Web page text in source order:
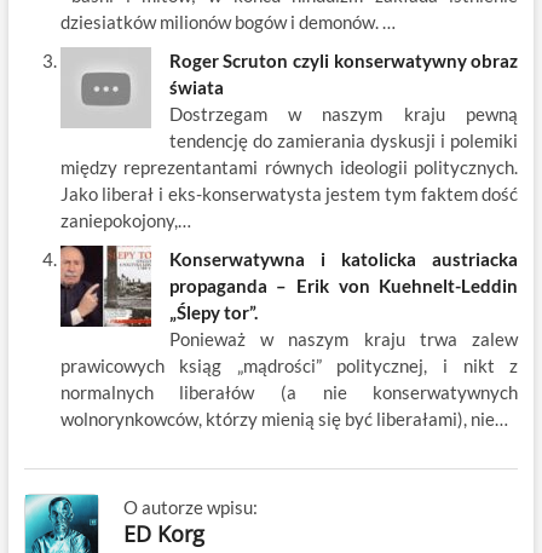
dziesiatków milionów bogów i demonów. …
Roger Scruton czyli konserwatywny obraz
świata
Dostrzegam w naszym kraju pewną
tendencję do zamierania dyskusji i polemiki
między reprezentantami równych ideologii politycznych.
Jako liberał i eks-konserwatysta jestem tym faktem dość
zaniepokojony,…
Konserwatywna i katolicka austriacka
propaganda – Erik von Kuehnelt-Leddin
„Ślepy tor”.
Ponieważ w naszym kraju trwa zalew
prawicowych ksiąg „mądrości” politycznej, i nikt z
normalnych liberałów (a nie konserwatywnych
wolnorynkowców, którzy mienią się być liberałami), nie…
O autorze wpisu:
ED Korg